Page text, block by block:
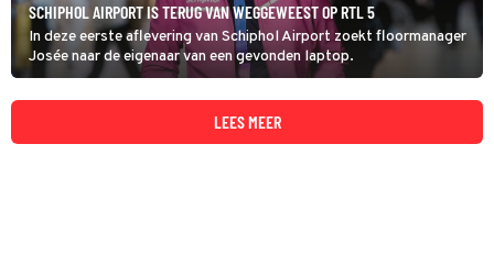
SCHIPHOL AIRPORT IS TERUG VAN WEGGEWEEST OP RTL 5
In deze eerste aflevering van Schiphol Airport zoekt floormanager
Josée naar de eigenaar van een gevonden laptop.
LEES MEER